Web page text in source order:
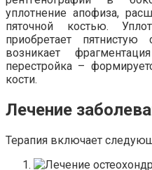
уплотнение апофиза,
пяточной костью.
приобретает
возникает
перестройка –
кости.
Лечение
Терапия включает